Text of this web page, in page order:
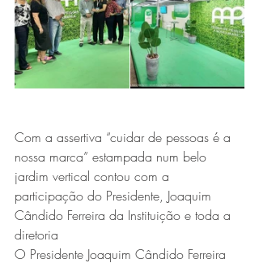
Com a assertiva “cuidar de pessoas é a
nossa marca” estampada num belo
jardim vertical contou com a
participação do Presidente, Joaquim
Cândido Ferreira da Instituição e toda a
diretoria
O Presidente Joaquim Cândido Ferreira